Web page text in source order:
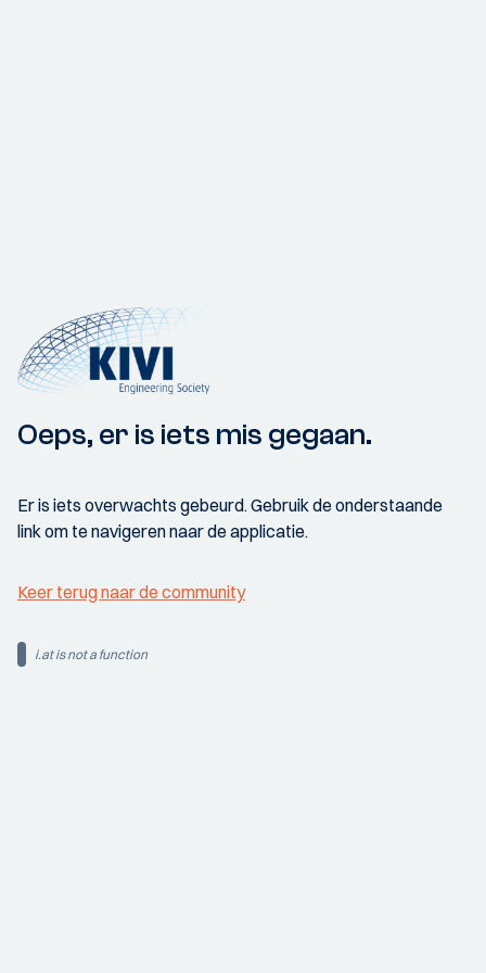
Oeps, er is iets mis gegaan.
Er is iets overwachts gebeurd. Gebruik de onderstaande
link om te navigeren naar de applicatie.
Keer terug naar de community
i.at is not a function